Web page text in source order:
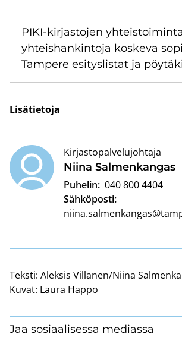
PIKI-​kirjastojen
yh­teis­han­kin­to­ja kos­ke­va
Tam­pe­re esi­tys­lis­tat ja
Li­sä­tie­to­ja
Niina Sal­men­kan­gas
Kirjastopalvelujohtaja
Puhelin: 040 800 4404
Sähköposti:
Teksti: Aleksis Villanen/Niina
Kuvat: Laura Happo
Jaa sosiaalisessa mediassa